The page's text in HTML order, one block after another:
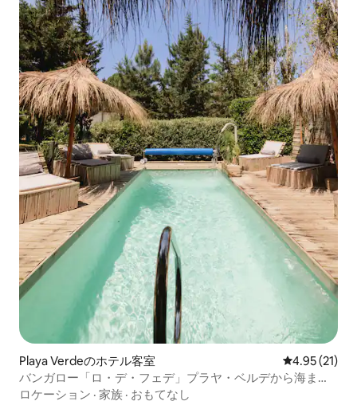
Playa Verdeのホテル客室 レビュー21
4.95 (21)
バンガロー「ロ・デ・フェデ」プラヤ・ベルデから海まで2
メートル
ロケーション · 家族 · おもてなし